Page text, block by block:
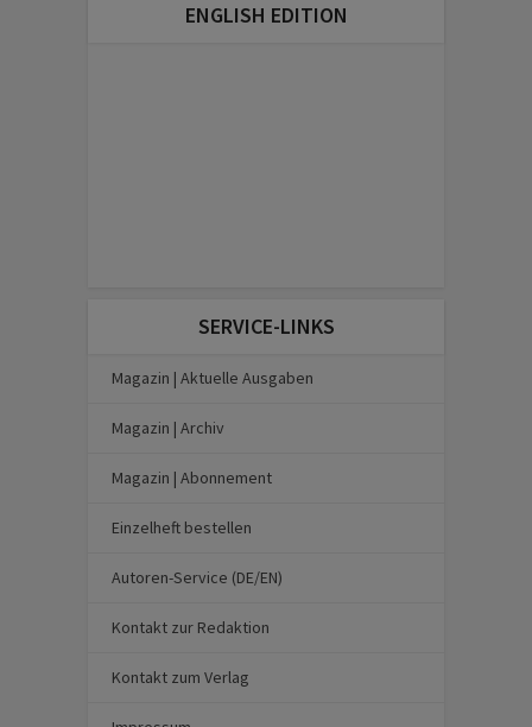
ENGLISH EDITION
SERVICE-LINKS
Magazin | Aktuelle Ausgaben
Magazin | Archiv
Magazin | Abonnement
Einzelheft bestellen
Autoren-Service (DE/EN)
Kontakt zur Redaktion
Kontakt zum Verlag